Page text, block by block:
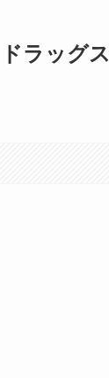
ラッグス